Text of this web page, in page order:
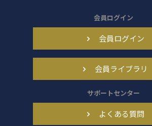
会員ログイン
会員ログイン
会員ライブラリ
サポートセンター
よくある質問